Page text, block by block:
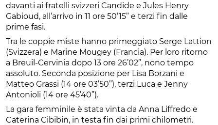
davanti ai fratelli svizzeri Candide e Jules Henry
Gabioud, all’arrivo in 11 ore 50’15” e terzi fin dalle
prime fasi.
Tra le coppie miste hanno primeggiato Serge Lattion
(Svizzera) e Marine Mougey (Francia). Per loro ritorno
a Breuil-Cervinia dopo 13 ore 26’02”, nono tempo
assoluto. Seconda posizione per Lisa Borzani e
Matteo Grassi (14 ore 03’50”), terzi Luca e Jenny
Antonioli (14 ore 45’40”).
La gara femminile è stata vinta da Anna Liffredo e
Caterina Cibibin, in testa fin dai primi chilometri.